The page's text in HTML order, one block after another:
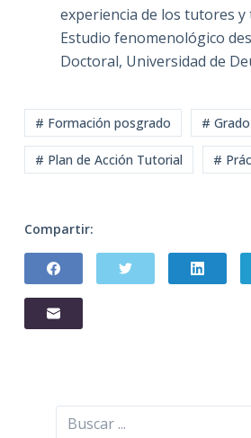
experiencia de los tutores y
Estudio fenomenológico
Doctoral, Universidad de
# Formación posgrado # Grado
# Plan de Acción Tutorial #
Compartir:
Buscar